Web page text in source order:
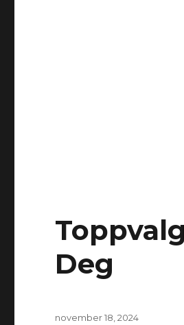
Deg
Publisert
november 18, 2024